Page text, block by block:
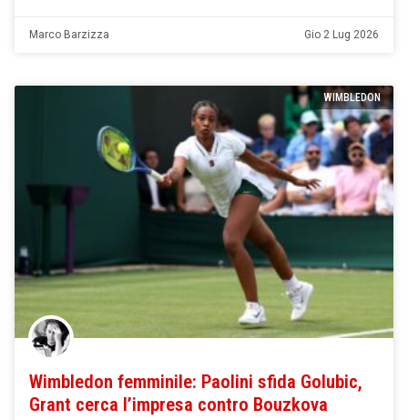
Marco Barzizza Gio 2 Lug 2026
WIMBLEDON
Wimbledon femminile: Paolini sfida Golubic,
Grant cerca l’impresa contro Bouzkova